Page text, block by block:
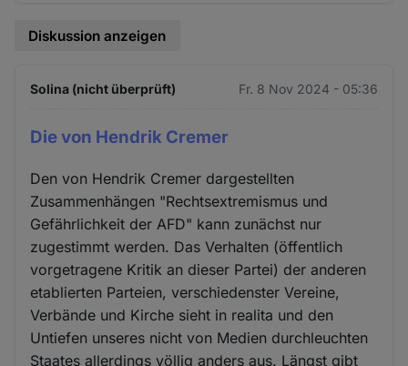
Diskussion anzeigen
Solina (nicht überprüft) Fr. 8 Nov 2024 - 05:36
Die von Hendrik Cremer
Den von Hendrik Cremer dargestellten
Zusammenhängen "Rechtsextremismus und
Gefährlichkeit der AFD" kann zunächst nur
zugestimmt werden. Das Verhalten (öffentlich
vorgetragene Kritik an dieser Partei) der anderen
etablierten Parteien, verschiedenster Vereine,
Verbände und Kirche sieht in realita und den
Untiefen unseres nicht von Medien durchleuchten
Staates allerdings völlig anders aus. Längst gibt